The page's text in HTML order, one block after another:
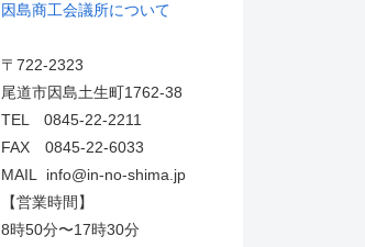
因島商工会議所について
〒722-2323
尾道市因島土生町1762-38
TEL 0845-22-2211
FAX 0845-22-6033
MAIL info@in-no-shima.jp
【営業時間】
8時50分〜17時30分